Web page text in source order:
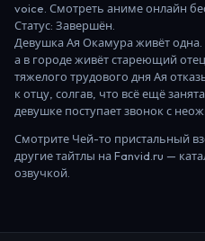
voice. Смотреть аниме онлайн
Статус: Завершён
Девушка Ая Окамура живёт одна.
а в городе живёт стареющий
тяжелого трудового дня Ая
к отцу, солгав, что всё ещё
девушке поступает звонок с
Смотрите Чей-то пристальный
другие тайтлы на Fanvid.ru —
озвучкой.